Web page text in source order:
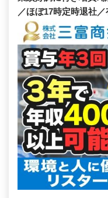
／ほぼ17時定時退社